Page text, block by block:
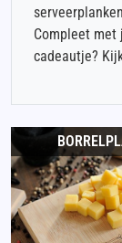
Compleet
cadeautje?